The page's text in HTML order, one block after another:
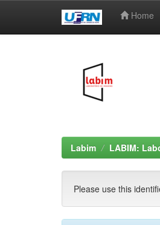
Home
Labim LABIM:
Please use this